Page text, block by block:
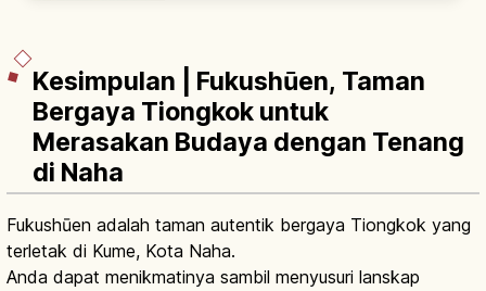
Kesimpulan | Fukushūen, Taman
Bergaya Tiongkok untuk
Merasakan Budaya dengan Tenang
di Naha
Fukushūen adalah taman autentik bergaya Tiongkok yang
terletak di Kume, Kota Naha.
Anda dapat menikmatinya sambil menyusuri lanskap